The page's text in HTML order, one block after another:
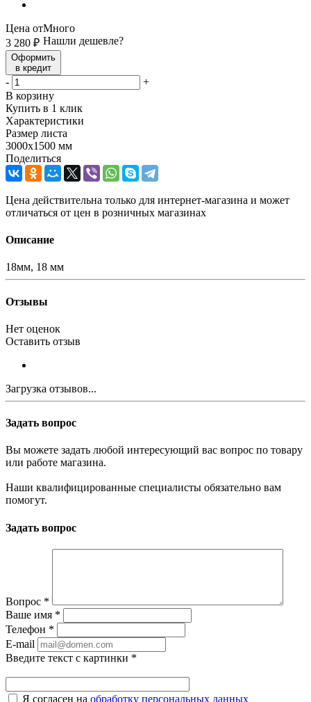
Цена от
3 280 ₽
Оформить
в кредит
Много
Нашли дешевле?
-
+
В корзину
Купить в 1 клик
Характеристики
Размер листа
3000х1500 мм
Поделиться
Цена действительна только для интернет-магазина и может
отличаться от цен в розничных магазинах
Описание
18мм, 18 мм
Отзывы
Нет оценок
Оставить отзыв
Загрузка отзывов...
Задать вопрос
Вы можете задать любой интересующий вас вопрос по товару
или работе магазина.
Наши квалифицированные специалисты обязательно вам
помогут.
Задать вопрос
Вопрос *
Ваше имя *
Телефон *
E-mail
Введите текст с картинки *
Я согласен на обработку персональных данных